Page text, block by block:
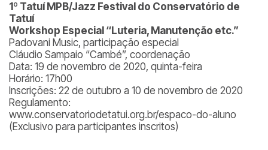
1º Tatuí MPB/Jazz Festival do Conservatório de
Tatuí
Workshop Especial “Luteria, Manutenção etc.”
Padovani Music, participação especial
Cláudio Sampaio “Cambé”, coordenação
Data: 19 de novembro de 2020, quinta-feira
Horário: 17h00
Inscrições: 22 de outubro a 10 de novembro de 2020
Regulamento:
www.conservatoriodetatui.org.br/espaco-do-aluno
(Exclusivo para participantes inscritos)